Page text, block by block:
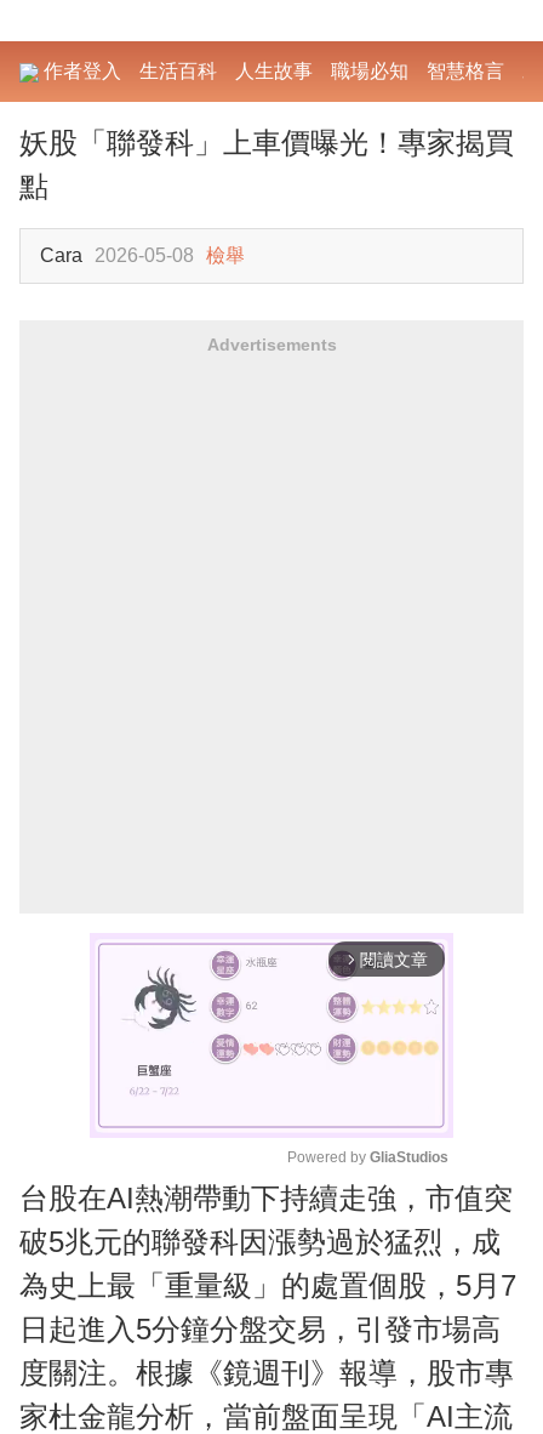
作者登入 生活百科 人生故事 職場必知 智慧格言
妖股「聯發科」上車價曝光！專家揭買
點
Cara 2026-05-08 檢舉
Advertisements
arrow_forward_ios 閱讀文章
M
u
t
e
Powered by GliaStudios
台股在AI熱潮帶動下持續走強，市值突
破5兆元的聯發科因漲勢過於猛烈，成
為史上最「重量級」的處置個股，5月7
日起進入5分鐘分盤交易，引發市場高
度關注。根據《鏡週刊》報導，股市專
家杜金龍分析，當前盤面呈現「AI主流